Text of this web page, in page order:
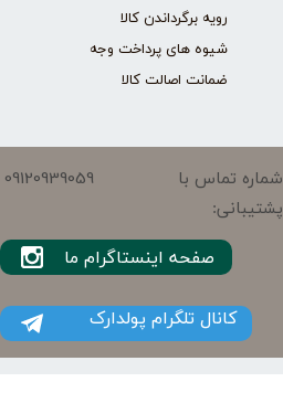
رویه برگرداندن کالا
شیوه های پرداخت وجه
ضمانت اصالت کالا
شماره تماس با
پشتیبانی:
09120939059
کانال تلگرام پولدارک
صفحه اینستاگرام ما